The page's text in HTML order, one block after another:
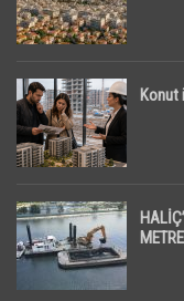
Konut